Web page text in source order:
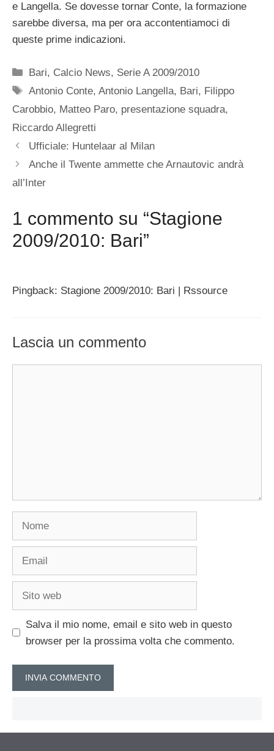
e Langella. Se dovesse tornar Conte, la formazione
sarebbe diversa, ma per ora accontentiamoci di
queste prime indicazioni.
Categorie
Bari, Calcio News, Serie A 2009/2010
Tag
Antonio Conte,Antonio Langella, Bari, Filippo
Carobbio, Matteo Paro, presentazione squadra,
Riccardo Allegretti
Ufficiale: Huntelaar al Milan
Anche il Twente ammette che Arnautovic andrà
all’Inter
1 commento su “Stagione
2009/2010: Bari”
Pingback: Stagione 2009/2010: Bari | Rssource
Lascia un commento
Salva il mio nome, email e sito web in questo
browser per la prossima volta che commento.